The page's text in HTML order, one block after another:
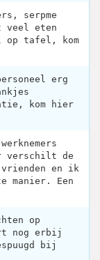
serpme
eten
op tafel, kom
erg
kom hier
verschilt de
vrienden en ik
manier. Een
op
nog erbij
bij